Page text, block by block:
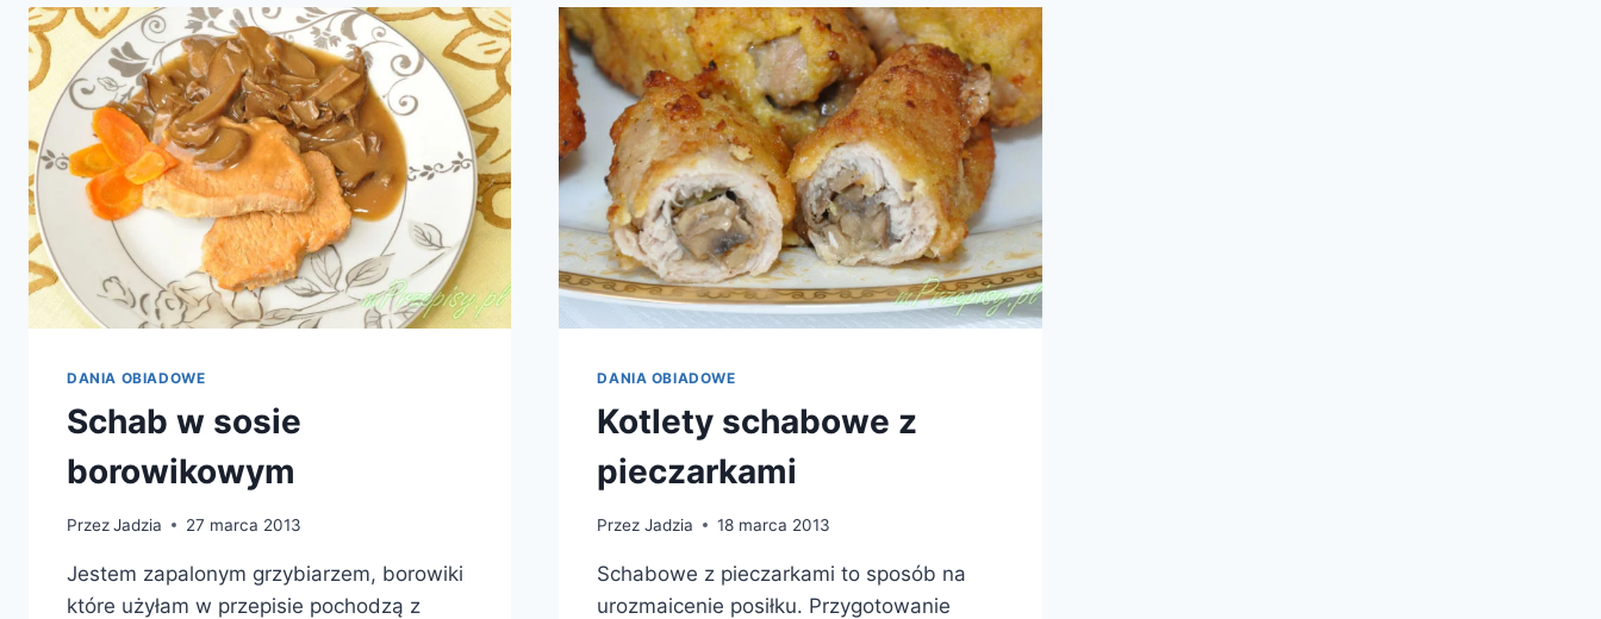
DANIA OBIADOWE
Schab w sosie
borowikowym
PrzezJadzia 27 marca 2013
Jestem zapalonym grzybiarzem, borowiki
które użyłam w przepisie pochodzą z
DANIA OBIADOWE
Kotlety schabowe z
pieczarkami
Przez Jadzia 18 marca 2013
Schabowe z pieczarkami to sposób na
urozmaicenie posiłku. Przygotowanie